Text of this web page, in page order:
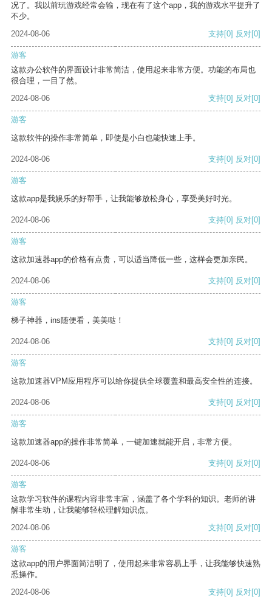
况了。我以前玩游戏经常会输，现在有了这个app，我的游戏水平提升了
不少。
2024-08-06
支持[0] 反对[0]
游客
这款办公软件的界面设计非常简洁，使用起来非常方便。功能的布局也
很合理，一目了然。
2024-08-06
支持[0] 反对[0]
游客
这款软件的操作非常简单，即使是小白也能快速上手。
2024-08-06 支持[0] 反对[0]
游客
这款app是我娱乐的好帮手，让我能够放松身心，享受美好时光。
2024-08-06 支持[0] 反对[0]
游客
这款加速器app的价格有点贵，可以适当降低一些，这样会更加亲民。
2024-08-06 支持[0] 反对[0]
游客
梯子神器，ins随便看，美美哒！
2024-08-06 支持[0] 反对[0]
游客
这款加速器VPM应用程序可以给你提供全球覆盖和最高安全性的连接。
2024-08-06 支持[0] 反对[0]
游客
这款加速器app的操作非常简单，一键加速就能开启，非常方便。
2024-08-06 支持[0] 反对[0]
游客
这款学习软件的课程内容非常丰富，涵盖了各个学科的知识。老师的讲
解非常生动，让我能够轻松理解知识点。
2024-08-06
支持[0] 反对[0]
游客
这款app的用户界面简洁明了，使用起来非常容易上手，让我能够快速熟
悉操作。
2024-08-06
支持[0] 反对[0]